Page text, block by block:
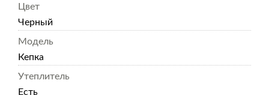
Цвет
Черный
Модель
Кепка
Утеплитель
Есть